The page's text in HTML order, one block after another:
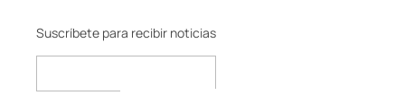
Suscríbete para recibir noticias